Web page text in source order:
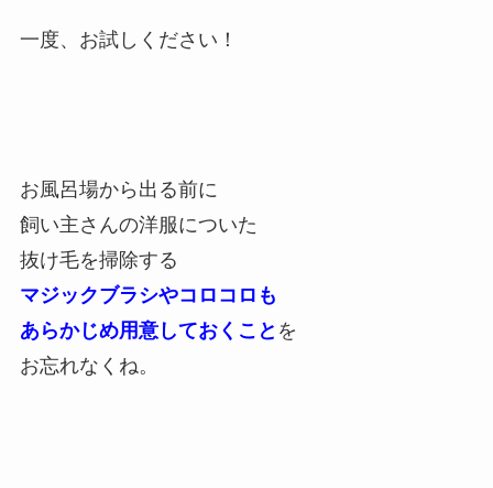
一度、お試しください！
お風呂場から出る前に
飼い主さんの洋服についた
抜け毛を掃除する
マジックブラシやコロコロも
あらかじめ用意しておくこと を
お忘れなくね。